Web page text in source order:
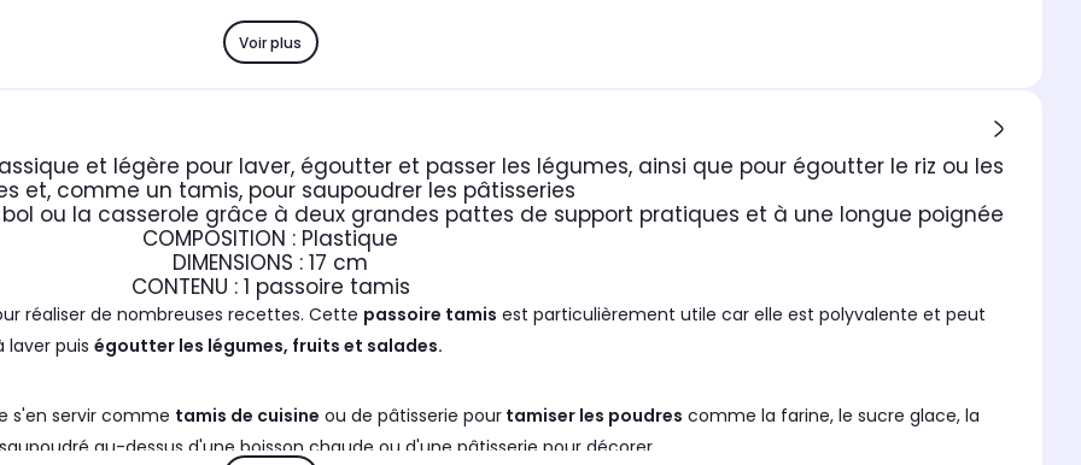
Voir plus
et légère pour laver, égoutter et passer les légumes, ainsi que pour égoutter le riz ou les
et, comme un tamis, pour saupoudrer les pâtisseries
bol ou la casserole grâce à deux grandes pattes de support pratiques et à une longue poignée
COMPOSITION : Plastique
DIMENSIONS : 17 cm
CONTENU : 1 passoire tamis
réaliser de nombreuses recettes. Cette passoire tamis est particulièrement utile car elle est polyvalente et peut
laver puis égoutter les légumes, fruits et salades.
s'en servir comme tamis de cuisine ou de pâtisserie pour tamiser les poudres comme la farine, le sucre glace, la
au-dessus d'une boisson chaude ou d'une pâtisserie pour décorer.